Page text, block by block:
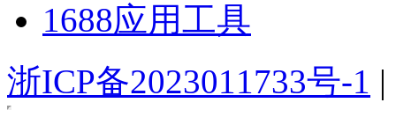
1688应用工具
浙ICP备2023011733号-1